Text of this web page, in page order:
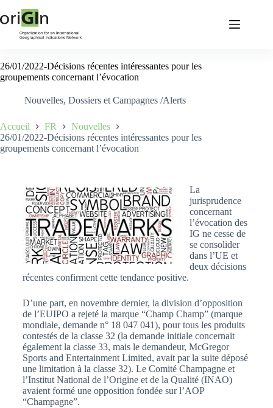
26/01/2022-Décisions récentes intéressantes pour les
groupements concernant l’évocation
Nouvelles, Dossiers et Campagnes /Alerts
Accueil FR
Nouvelles
26/01/2022-Décisions récentes intéressantes pour les
groupements concernant l’évocation
La
jurisprudence
concernant
l’évocation des
IG ne cesse de
se consolider
dans l’UE et
deux décisions
récentes confirment cette tendance positive.
D’une part, en novembre dernier, la division d’opposition
de l’EUIPO a rejeté la marque “Champ Champ” (marque
mondiale, demande n° 18 047 041), pour tous les produits
contestés de la classe 32 (la demande initiale concernait
également la classe 33, mais le demandeur, McGregor
Sports and Entertainment Limited, avait par la suite déposé
une limitation à la classe 32). Le Comité Champagne et
l’Institut National de l’Origine et de la Qualité (INAO)
avaient formé une opposition fondée sur l’AOP
“Champagne”.